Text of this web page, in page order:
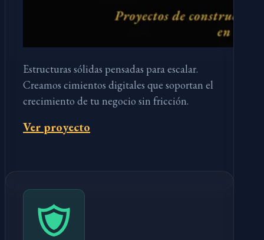
Estructuras sólidas pensadas para escalar.
Creamos cimientos digitales que soportan el
crecimiento de tu negocio sin fricción.
Ver proyecto